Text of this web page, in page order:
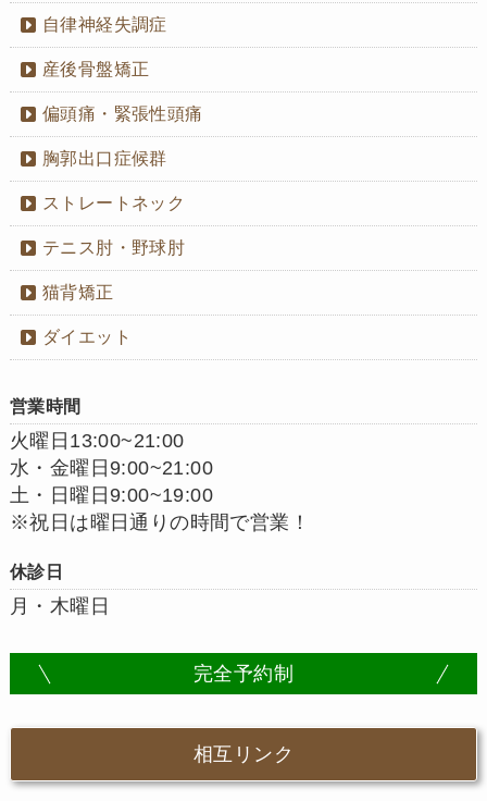
自律神経失調症
産後骨盤矯正
偏頭痛・緊張性頭痛
胸郭出口症候群
ストレートネック
テニス肘・野球肘
猫背矯正
ダイエット
営業時間
火曜日13:00~21:00
水・金曜日9:00~21:00
土・日曜日9:00~19:00
※祝日は曜日通りの時間で営業！
休診日
月・木曜日
完全予約制
相互リンク